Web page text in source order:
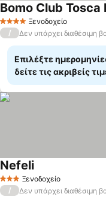
4 ΑστέριαΞενοδοχείο
Bomo Club Tosca
/ Δεν υπάρχει διαθέσιμη
Επιλέξτε
δείτε τις ακριβείς
3 ΑστέριαΞενοδοχείο
Nefeli
/ Δεν υπάρχει διαθέσιμη